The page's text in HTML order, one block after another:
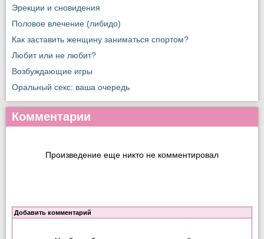
Эрекции и сновидения
Половое влечение (либидо)
Как заставить женщину заниматься спортом?
Любит или не любит?
Возбуждающие игры
Оральный секс: ваша очередь
Комментарии
Произведение еще никто не комментировал
Добавить комментарий